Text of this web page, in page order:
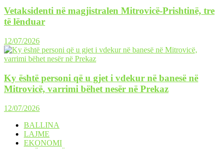
Vetaksidenti në magjistralen Mitrovicë-Prishtinë, tre
të lënduar
12/07/2026
Ky është personi që u gjet i vdekur në banesë në
Mitrovicë, varrimi bëhet nesër në Prekaz
12/07/2026
BALLINA
LAJME
EKONOMI